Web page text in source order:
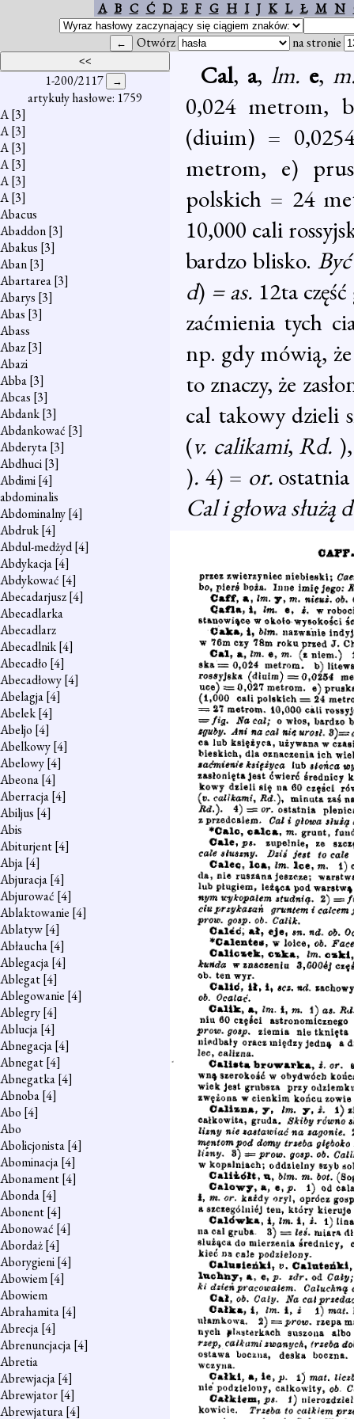
A B C Ć D E F G H I J K L Ł M N
Otwórz na stronie
1-200/2117
artykuły hasłowe: 1759
A[3]
A[3]
A[3]
A[3]
A[3]
A[3]
Abacus
Abaddon[3]
Abakus [3]
Aban[3]
Abartarea[3]
Abarys [3]
Abas [3]
Abass
Abaz[3]
Abazi
Abba[3]
Abcas [3]
Abdank[3]
Abdankować [3]
Abderyta[3]
Abdhuci[3]
Abdimi[4]
abdominalis
Abdominalny[4]
Abdruk[4]
Abdul-medżyd[4]
Abdykacja[4]
Abdykować [4]
Abecadarjusz[4]
Abecadlarka
Abecadlarz
Abecadlnik[4]
Abecadło [4]
Abecadłowy[4]
Abelagja[4]
Abelek[4]
Abeljo [4]
Abelkowy[4]
Abelowy[4]
Abeona[4]
Aberracja[4]
Abiljus [4]
Abis
Abiturjent[4]
Abja[4]
Abjuracja[4]
Abjurować [4]
Ablaktowanie [4]
Ablatyw[4]
Abłaucha[4]
Ablegacja[4]
Ablegat[4]
Ablegowanie [4]
Ablegry[4]
Ablucja[4]
Abnegacja[4]
Abnegat[4]
Abnegatka[4]
Abnoba[4]
Abo [4]
Abo
Abolicjonista[4]
Abominacja[4]
Abonament[4]
Abonda[4]
Abonent[4]
Abonować [4]
Abordaż[4]
Aborygieni[4]
Abowiem[4]
Abowiem
Abrahamita[4]
Abrecja[4]
Abrenuncjacja[4]
Abretia
Abrewjacja[4]
Abrewjator[4]
Abrewjatura[4]
Cal, a,lm. e,
0,024 metrom,
(diuim) =
metrom, e)
polskich = 24
10,000 cali
bardzo blisko.
d) = as. 12ta
zaćmienia tych
np. gdy mówią,
to znaczy, że
cal takowy dzieli
(v. calikami, Rd.
). 4) = or.
Cal i głowa służą